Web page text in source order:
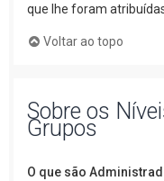
que lhe foram
Voltar ao topo
Sobre os
Grupos
O que são